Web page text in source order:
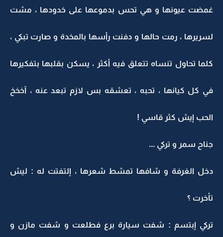
غمضت عيونها و هي تحس بدموعها على خدودها ، مشت
لسريرها ، رمت حالها و دفنت رأسها بالمخدة و صارت تبكي ،
كلما تحاول تنساه تتعلق فيه أكثر ، يسكن بقلبها بتفكيرها
في كل كيانها ، تحبه ، تعشقه بس لازم تبعد عنه ، آخخخ
الحب إيش كثر قاسي !
جناح سمر و تركي ...
دخل الغرفة و شافها تمشط شعرها ، إلتفتت له : ليش
تأخرت ؟
تركي إبتسم : شفت سيارة برع فطلعت و شفت مازن و